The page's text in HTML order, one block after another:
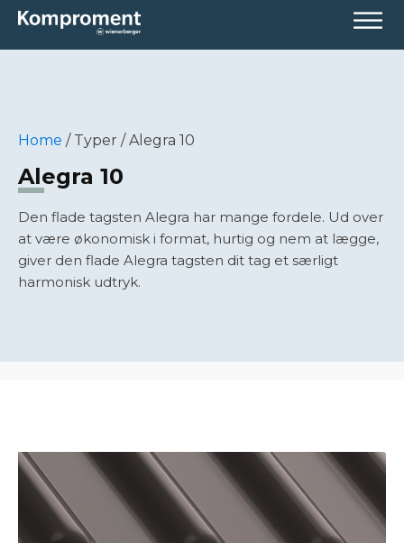
Home / Typer / Alegra 10
Alegra 10
Den flade tagsten Alegra har mange fordele. Ud over
at være økonomisk i format, hurtig og nem at lægge,
giver den flade Alegra tagsten dit tag et særligt
harmonisk udtryk.